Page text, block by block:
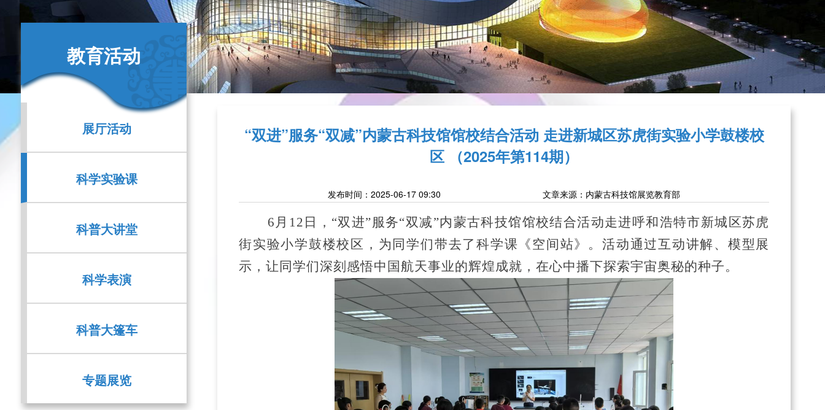
教育活动
展厅活动
科学实验课
科普大讲堂
科学表演
科普大篷车
专题展览
“双进”服务“双减”内蒙古科技馆馆校结合活动 走进新城区苏虎街实验小学鼓楼校
区 （2025年第114期）
发布时间：2025-06-17 09:30 文章来源：内蒙古科技馆展览教育部
6月12日，“双进”服务“双减”内蒙古科技馆馆校结合活动走进呼和浩特市新城区苏虎
街实验小学鼓楼校区，为同学们带去了科学课《空间站》。活动通过互动讲解、模型展
示，让同学们深刻感悟中国航天事业的辉煌成就，在心中播下探索宇宙奥秘的种子。